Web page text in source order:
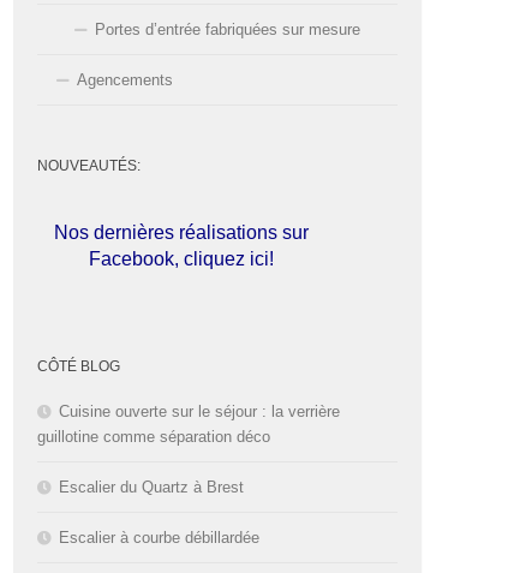
Portes d’entrée fabriquées sur mesure
Agencements
NOUVEAUTÉS:
Nos dernières réalisations sur
Facebook, cliquez ici!
congés d'été du
CÔTÉ BLOG
Cuisine ouverte sur le séjour : la verrière
guillotine comme séparation déco
Escalier du Quartz à Brest
Escalier à courbe débillardée